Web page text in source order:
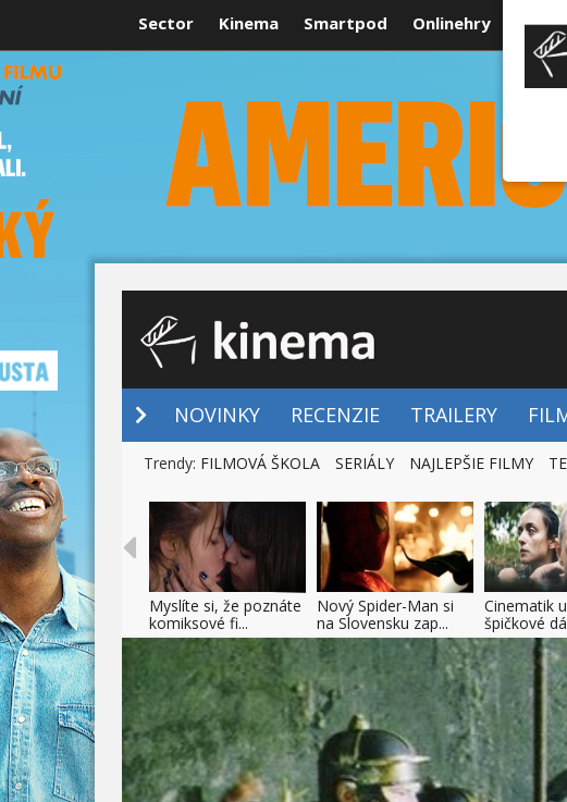
Sector Kinema Smartpod Onlinehry
RECENZIE
NOVINKY RECENZIE TRAILERY
Trendy: FILMOVÁ ŠKOLA SERIÁLY NAJLEPŠIE FILMY
Myslíte si, že poznáte
komiksové fi...
Nový Spider-Man si
na Slovensku zap...
Cinematik
špičkové